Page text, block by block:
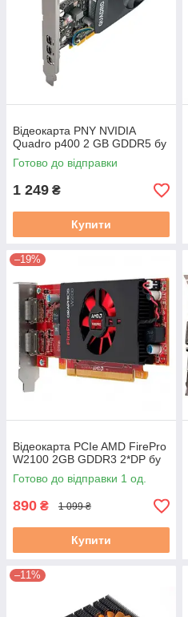
Відеокарта PNY NVIDIA
Quadro p400 2 GB GDDR5 бу
Готово до відправки
1 249 ₴
Купити
–19%
Відеокарта PCIe AMD FirePro
W2100 2GB GDDR3 2*DP бу
Готово до відправки 1 од.
890 ₴ 1 099 ₴
Купити
–11%